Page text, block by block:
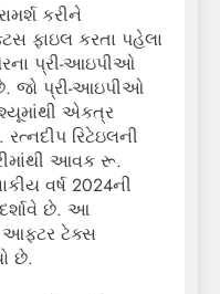
કરીને
ફાઇલ કરતા પહેલા
પ્રી-આઇપીઓ
જો પ્રી-આઇપીઓ
એકત્ર
રિટેઇલની
આવક રૂ.
વર્ષ 2024ની
છે. આ
આફ્ટર ટેક્સ
છે.